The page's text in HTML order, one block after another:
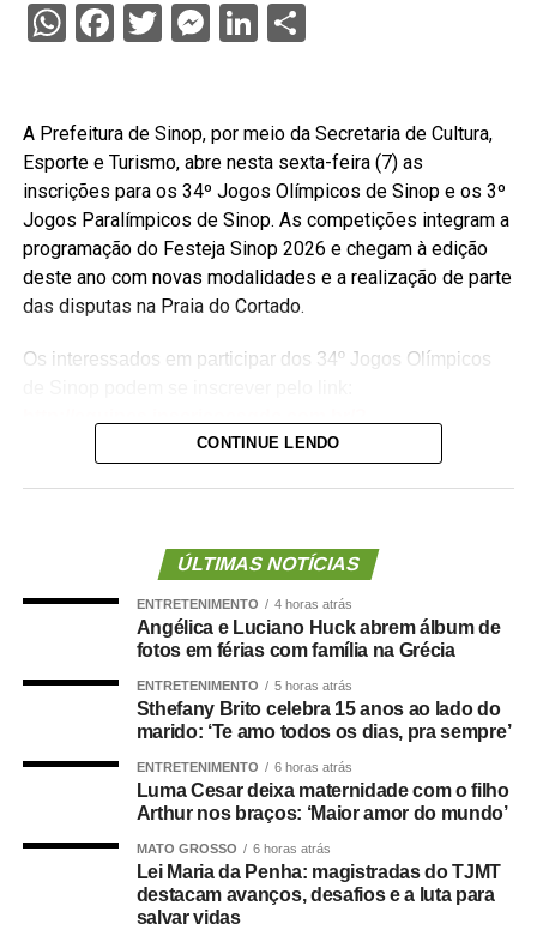
WhatsApp
Facebook
Twitter
Messenger
LinkedIn
Share
A Prefeitura de Sinop, por meio da Secretaria de Cultura,
Esporte e Turismo, abre nesta sexta-feira (7) as
inscrições para os 34º Jogos Olímpicos de Sinop e os 3º
Jogos Paralímpicos de Sinop. As competições integram a
programação do Festeja Sinop 2026 e chegam à edição
deste ano com novas modalidades e a realização de parte
das disputas na Praia do Cortado.
Os interessados em participar dos 34º Jogos Olímpicos
&Comp=948AF46AD1&Cli=4EC5B2AA
&Comp=66DC413E3C&Cli=D046312B
Entre as novidades desta edição está a inclusão das
modalidades de boliche e vôlei de praia nos Jogos
percurso entre o Residencial Paris e a Praia do Cortado,
aberto à participação da comunidade. A Praia do Cortado
também passa a integrar oficialmente a programação
esportiva dos jogos. As disputas de beach tennis, vôlei de
praia e futevôlei serão realizadas no local.
A programação dos Jogos Olímpicos conta com
modalidades coletivas e individuais, como basquetebol,
futsal, futebol sete, handebol, voleibol, ciclismo, mountain
CONTINUE LENDO
ÚLTIMAS NOTÍCIAS
ENTRETENIMENTO 4 horas atrás
Angélica e Luciano Huck abrem álbum de
fotos em férias com família na Grécia
ENTRETENIMENTO 5 horas atrás
Sthefany Brito celebra 15 anos ao lado do
marido: ‘Te amo todos os dias, pra sempre’
ENTRETENIMENTO 6 horas atrás
Luma Cesar deixa maternidade com o filho
Arthur nos braços: ‘Maior amor do mundo’
MATO GROSSO 6 horas atrás
Lei Maria da Penha: magistradas do TJMT
destacam avanços, desafios e a luta para
salvar vidas